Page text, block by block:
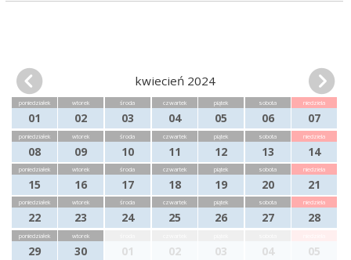
kwiecień 2024
poniedziałek
01
wtorek
02
środa
03
czwartek
04
piątek
05
sobota
06
niedziela
07
poniedziałek
08
wtorek
09
środa
10
czwartek
11
piątek
12
sobota
13
niedziela
14
poniedziałek
15
wtorek
16
środa
17
czwartek
18
piątek
19
sobota
20
niedziela
21
poniedziałek
22
wtorek
23
środa
24
czwartek
25
piątek
26
sobota
27
niedziela
28
poniedziałek
29
wtorek
30 01 02 03 04 05